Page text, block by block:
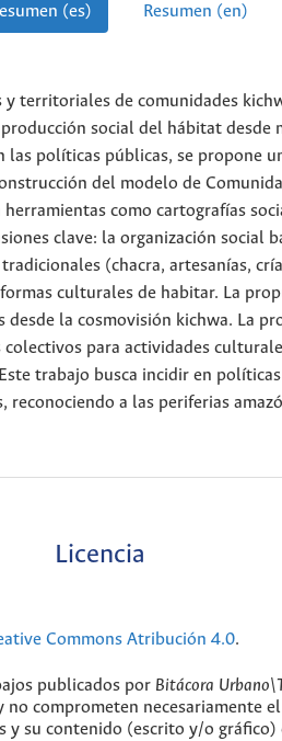
(es) Resumen (en)
territoriales de comunidades
producción social del hábitat
las políticas públicas, se propone
del modelo de
como cartografías
clave: la organización social
(chacra, artesanías,
culturales de habitar. La
la cosmovisión kichwa. La
para actividades
trabajo busca incidir en
a las periferias
Licencia
Commons Atribución 4.0.
publicados por Bitácora
comprometen necesariamente
su contenido (escrito y/o gráfico)